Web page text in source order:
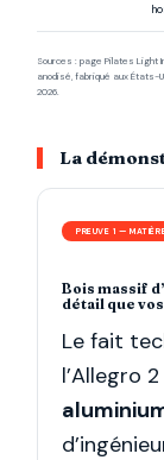
Sources : page Pilates Light
anodisé, fabriqué aux États-
2026.
La
PREUVE 1 —
Bois massif
détail que
Le fait
l’Allegro